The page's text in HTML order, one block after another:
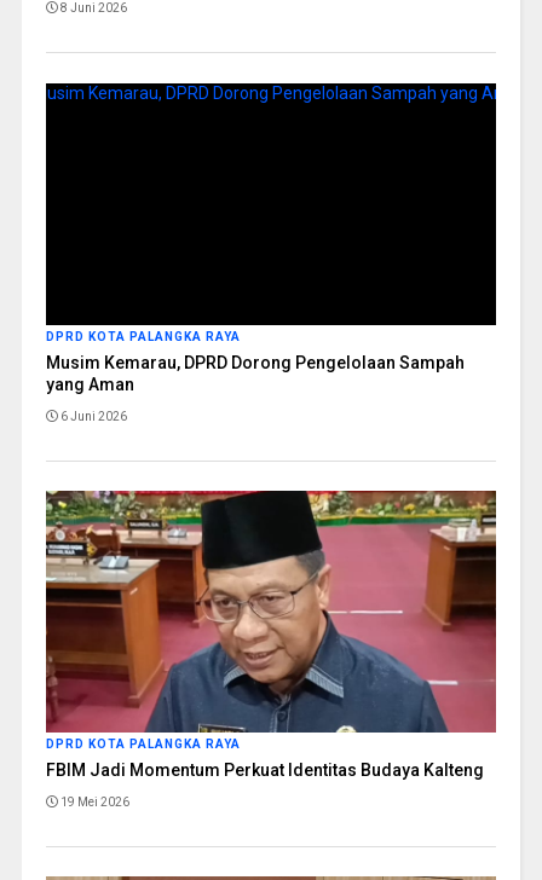
8 Juni 2026
DPRD KOTA PALANGKA RAYA
Musim Kemarau, DPRD Dorong Pengelolaan Sampah
yang Aman
6 Juni 2026
DPRD KOTA PALANGKA RAYA
FBIM Jadi Momentum Perkuat Identitas Budaya Kalteng
19 Mei 2026